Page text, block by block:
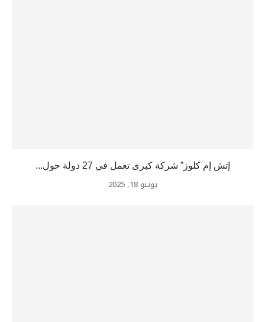
إتش إم كلوز” شركة كبرى تعمل في 27 دولة حول...
يونيو 18, 2025